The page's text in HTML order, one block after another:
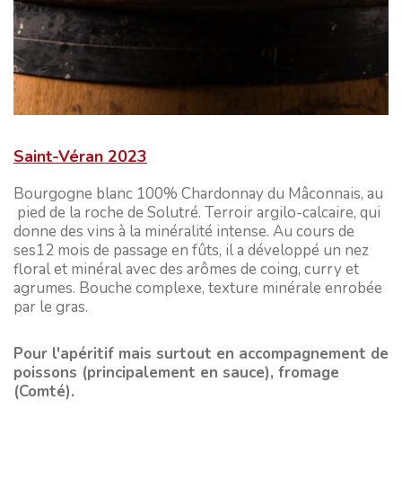
Saint-Véran 2023
Bourgogne blanc 100% Chardonnay du Mâconnais, au
pied de la roche de Solutré. Terroir argilo-calcaire, qui
donne des vins à la minéralité intense. Au cours de
ses12 mois de passage en fûts, il a développé un nez
floral et minéral avec des arômes de coing, curry et
agrumes. Bouche complexe, texture minérale enrobée
par le gras.
Pour l'apéritif mais surtout en accompagnement de
poissons (principalement en sauce), fromage
(Comté).